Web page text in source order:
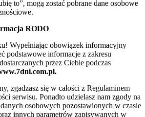
to”, mogą zostać pobrane dane osobowe
RODO
Wypełniając obowiązek informacyjny
podstawowe informacje z zakresu
przez Ciebie podczas
zgadzasz się w całości z Regulaminem
serwisu. Ponadto udzielasz nam zgody na
osobowych pozostawionych w czasie
innych parametrów zapisywanych w